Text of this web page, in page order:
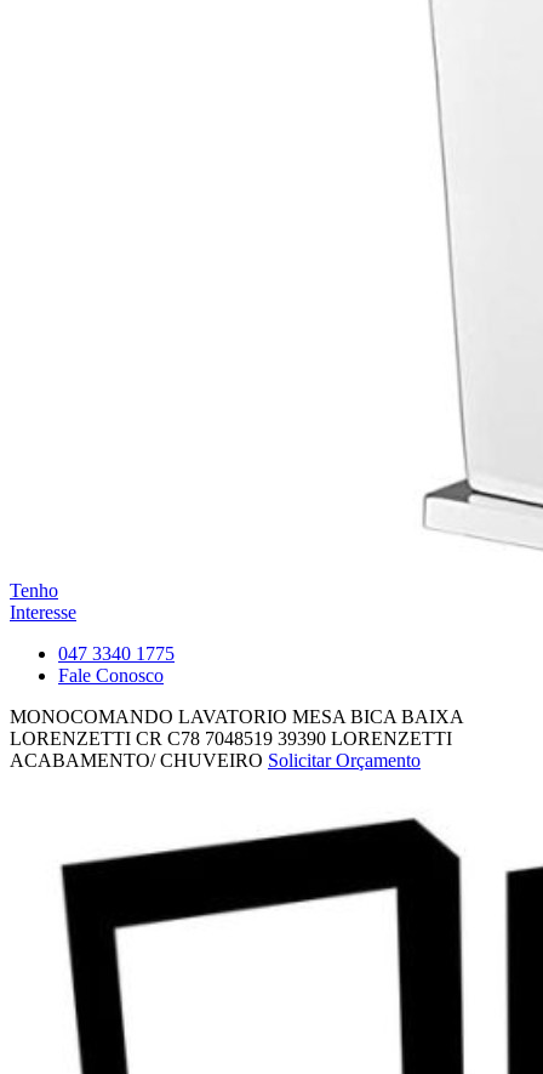
Tenho
Interesse
047 3340 1775
Fale Conosco
MONOCOMANDO LAVATORIO MESA BICA BAIXA
LORENZETTI CR C78 7048519 39390 LORENZETTI
ACABAMENTO/ CHUVEIRO Solicitar Orçamento